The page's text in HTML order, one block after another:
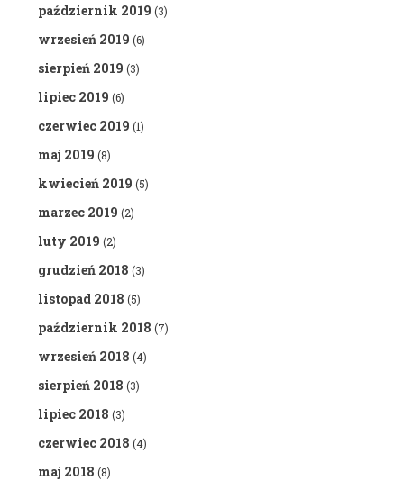
październik 2019 (3)
wrzesień 2019 (6)
sierpień 2019 (3)
lipiec 2019 (6)
czerwiec 2019 (1)
maj 2019 (8)
kwiecień 2019 (5)
marzec 2019 (2)
luty 2019 (2)
grudzień 2018 (3)
listopad 2018 (5)
październik 2018 (7)
wrzesień 2018 (4)
sierpień 2018 (3)
lipiec 2018 (3)
czerwiec 2018 (4)
maj 2018 (8)